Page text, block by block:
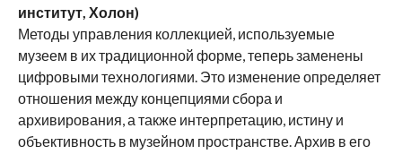
институт, Холон)
Методы управления коллекцией, используемые
музеем в их традиционной форме, теперь заменены
цифровыми технологиями. Это изменение определяет
отношения между концепциями сбора и
архивирования, а также интерпретацию, истину и
объективность в музейном пространстве. Архив в его